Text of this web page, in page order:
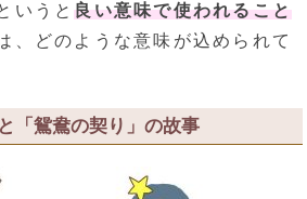
いうと良い意味で使われること
、どのような意味が込められて
「鴛鴦の契り」の故事